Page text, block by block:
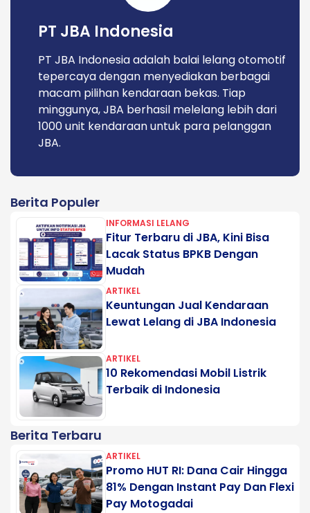
PT JBA Indonesia
PT JBA Indonesia adalah balai lelang otomotif
tepercaya dengan menyediakan berbagai
macam pilihan kendaraan bekas. Tiap
minggunya, JBA berhasil melelang lebih dari
1000 unit kendaraan untuk para pelanggan
JBA.
Berita Populer
INFORMASI LELANG
Fitur Terbaru di JBA, Kini Bisa
Lacak Status BPKB Dengan
Mudah
ARTIKEL
Keuntungan Jual Kendaraan
Lewat Lelang di JBA Indonesia
ARTIKEL
10 Rekomendasi Mobil Listrik
Terbaik di Indonesia
Berita Terbaru
ARTIKEL
Promo HUT RI: Dana Cair Hingga
81% Dengan Instant Pay Dan Flexi
Pay Motogadai